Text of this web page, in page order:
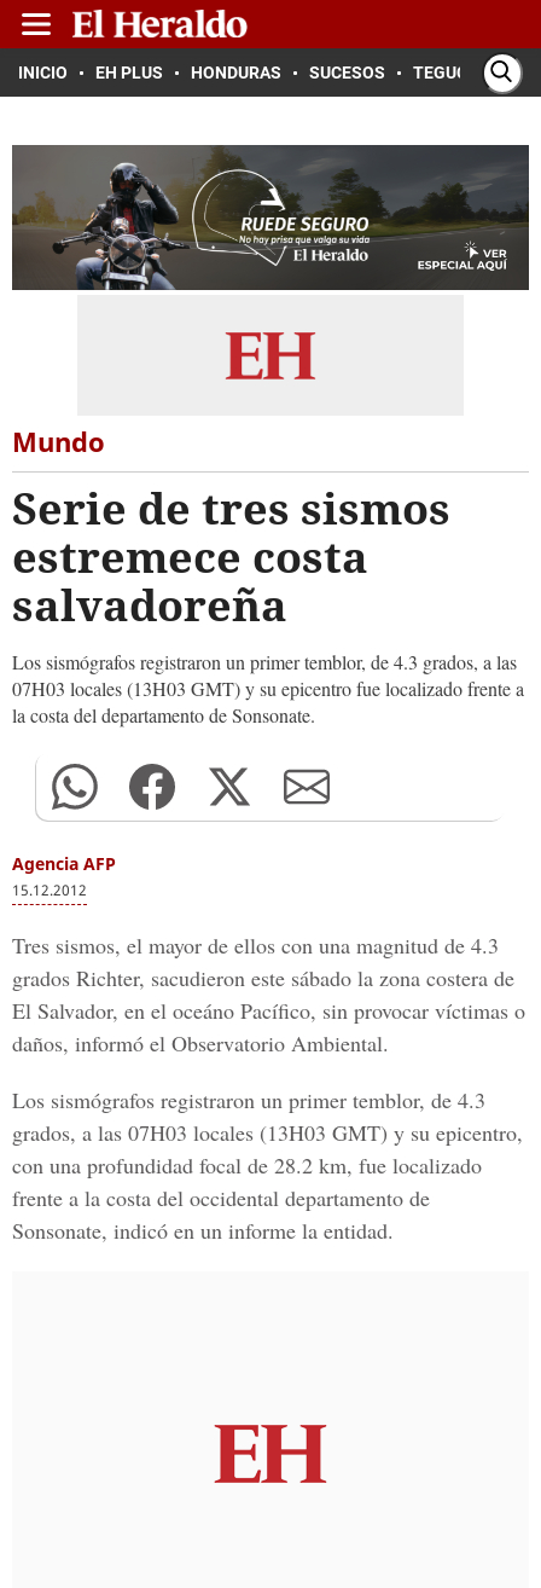
INICIO EH PLUS HONDURAS SUCESOS TEGUCIGALPA
Mundo
Serie de tres sismos
estremece costa
salvadoreña
Los sismógrafos registraron un primer temblor, de 4.3 grados, a las
07H03 locales (13H03 GMT) y su epicentro fue localizado frente a
la costa del departamento de Sonsonate.
Agencia AFP
15.12.2012
Tres sismos, el mayor de ellos con una magnitud de 4.3
grados Richter, sacudieron este sábado la zona costera de
El Salvador, en el oceáno Pacífico, sin provocar víctimas o
daños, informó el Observatorio Ambiental.
Los sismógrafos registraron un primer temblor, de 4.3
grados, a las 07H03 locales (13H03 GMT) y su epicentro,
con una profundidad focal de 28.2 km, fue localizado
frente a la costa del occidental departamento de
Sonsonate, indicó en un informe la entidad.